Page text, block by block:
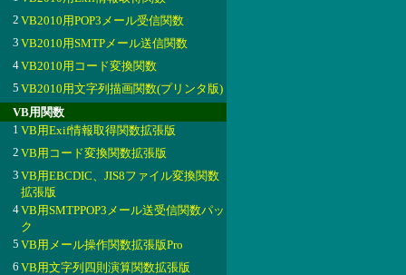
2 VB2010用POP3メール受信関数
3 VB2010用SMTPメール送信関数
4VB2010用コード変換関数
5 VB2010用文字列描画関数(プリンタ版)
VB用関数
1 VB用Exif情報取得関数拡張版
2 VB用コード変換関数拡張版
3 VB用EBCDIC、JIS8ファイル変換関数
拡張版
4VB用SMTPPOP3メール送受信関数パッ
ク
5 VB用メール操作関数拡張版Pro
6 VB用文字列四則演算関数拡張版